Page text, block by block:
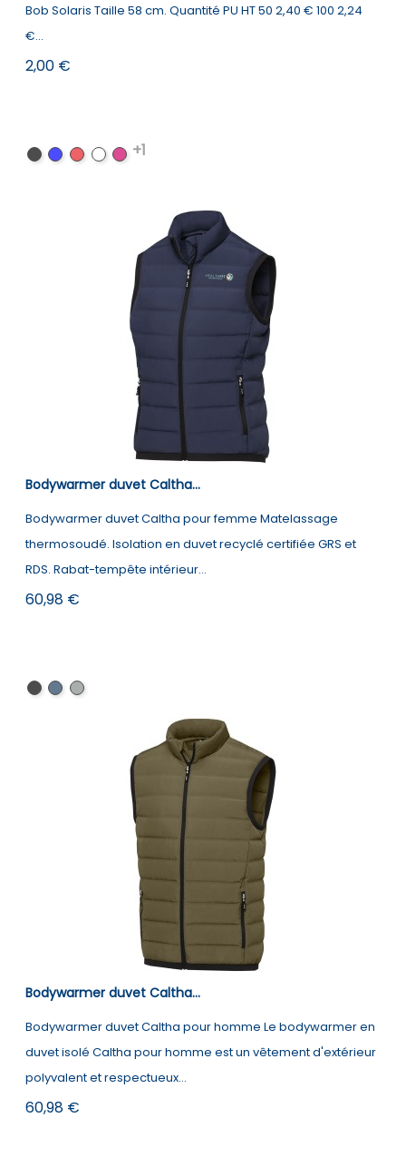
Bob Solaris Taille 58 cm. Quantité PU HT 50 2,40 € 100 2,24
€...
Prix
2,00 €
NoirBleuRouge
BlancMagenta
+1
Bodywarmer duvet Caltha...
Bodywarmer duvet Caltha pour femme Matelassage
thermosoudé. Isolation en duvet recyclé certifiée GRS et
RDS. Rabat-tempête intérieur...
Prix
60,98 €
NoirMarine
Gris
Bodywarmer duvet Caltha...
Bodywarmer duvet Caltha pour homme Le bodywarmer en
duvet isolé Caltha pour homme est un vêtement d'extérieur
polyvalent et respectueux...
Prix
60,98 €